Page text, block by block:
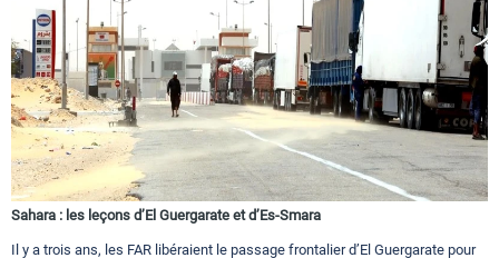
Sahara : les leçons d’El Guergarate et d’Es-Smara
Il y a trois ans, les FAR libéraient le passage frontalier d’El Guergarate pour